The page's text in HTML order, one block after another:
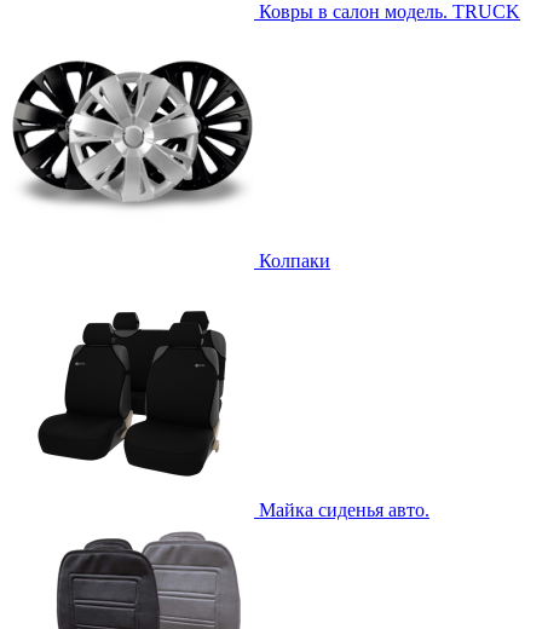
Ковры в салон модель. TRUCK
Колпаки
Майка сиденья авто.